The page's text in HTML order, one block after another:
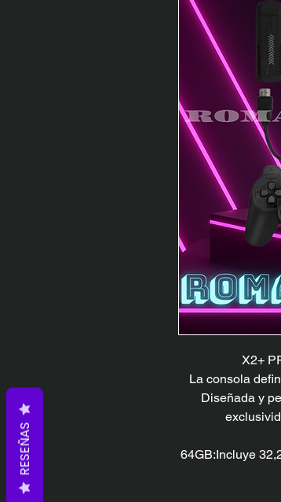
X2+
La consola
Diseñada y
64GB:Incluye
RESEÑAS